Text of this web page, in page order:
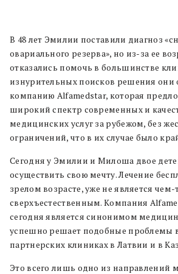
В 48 лет Эмилии поставили диагноз
овариального резерва», но из-за ее
отказались помочь в большинстве
изнурительных поисков решения они
компанию Alfamedstar, которая
широкий спектр современных и
медицинских услуг за рубежом, без
ограничений, что в их случае было
Сегодня у Эмилии и Милоша двое
осуществить свою мечту. Лечение
зрелом возрасте, уже не является чем-
сверхъестественным. Компания
сегодня является синонимом
успешно решает подобные проблемы
партнерских клиниках в Латвии и в
Это всего лишь одно из направлений